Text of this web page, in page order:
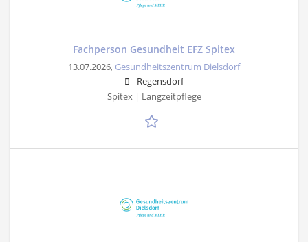
Fachperson Gesundheit EFZ Spitex
13.07.2026, Gesundheitszentrum Dielsdorf
Regensdorf
Spitex | Langzeitpflege